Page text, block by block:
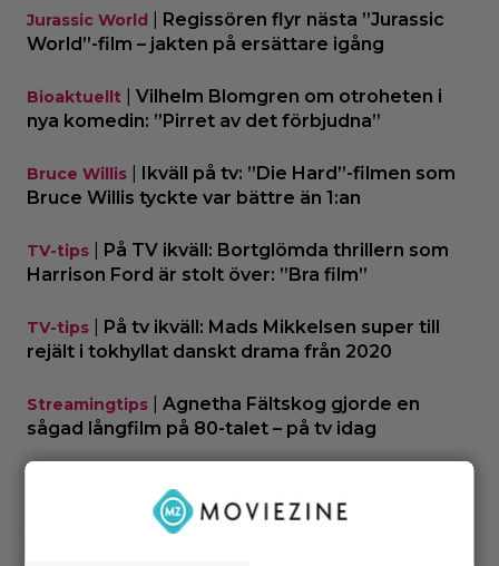
Jurassic World
Regissören flyr nästa ”Jurassic
World”-film – jakten på ersättare igång
Bioaktuellt
Vilhelm Blomgren om otroheten i
nya komedin: ”Pirret av det förbjudna”
Bruce Willis
Ikväll på tv: ”Die Hard”-filmen som
Bruce Willis tyckte var bättre än 1:an
TV-tips
På TV ikväll: Bortglömda thrillern som
Harrison Ford är stolt över: ”Bra film”
TV-tips
På tv ikväll: Mads Mikkelsen super till
rejält i tokhyllat danskt drama från 2020
Streamingtips
Agnetha Fältskog gjorde en
sågad långfilm på 80-talet – på tv idag
filmer – här är mina 3 bästa tips